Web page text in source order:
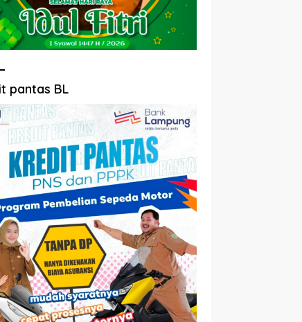
pantas BL